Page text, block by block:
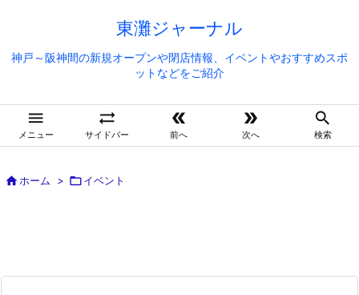
東灘ジャーナル
神戸～阪神間の新規オープンや閉店情報、イベントやおすすめスポ
ットなどをご紹介

メニュー

サイドバー

前へ

次へ

検索
ホーム > イベント